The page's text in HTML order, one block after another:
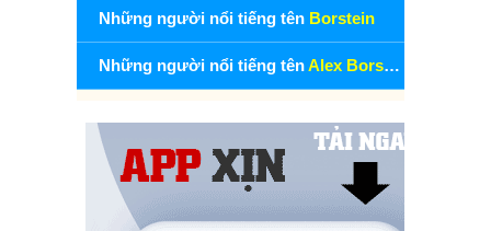
Những người nổi tiếng tên Borstein
Những người nổi tiếng tênAlex Borstein